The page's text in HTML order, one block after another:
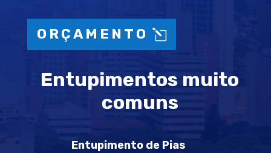
ORÇAMENTO
Entupimentos muito
comuns
Entupimento de Pias